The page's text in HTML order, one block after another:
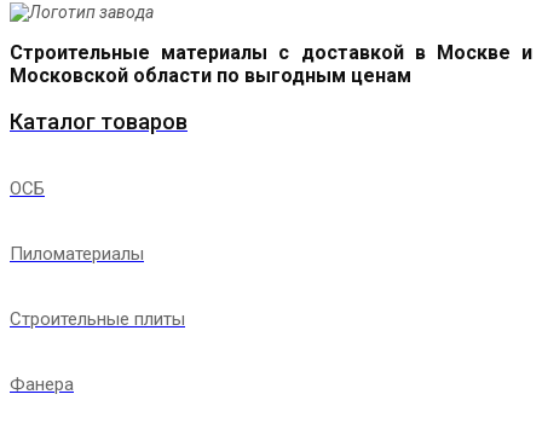
Строительные материалы с доставкой в Москве и
Московской области по выгодным ценам
Каталог товаров
ОСБ
Пиломатериалы
Строительные плиты
Фанера